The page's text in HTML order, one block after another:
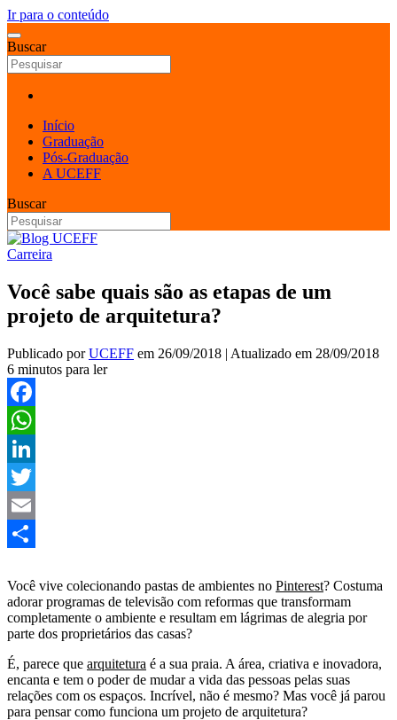
Ir para o conteúdo
Buscar
Início
Graduação
Pós-Graduação
A UCEFF
Buscar
Carreira
Você sabe quais são as etapas de um
projeto de arquitetura?
Publicado porUCEFF em 26/09/2018 | Atualizado em 28/09/2018
6 minutos para ler
Facebook
WhatsApp
LinkedIn
Twitter
Email
Você vive colecionando pastas de ambientes no Pinterest? Costuma
adorar programas de televisão com reformas que transformam
completamente o ambiente e resultam em lágrimas de alegria por
parte dos proprietários das casas?
É, parece que arquitetura é a sua praia. A área, criativa e inovadora,
encanta e tem o poder de mudar a vida das pessoas pelas suas
relações com os espaços. Incrível, não é mesmo? Mas você já parou
para pensar como funciona um projeto de arquitetura?